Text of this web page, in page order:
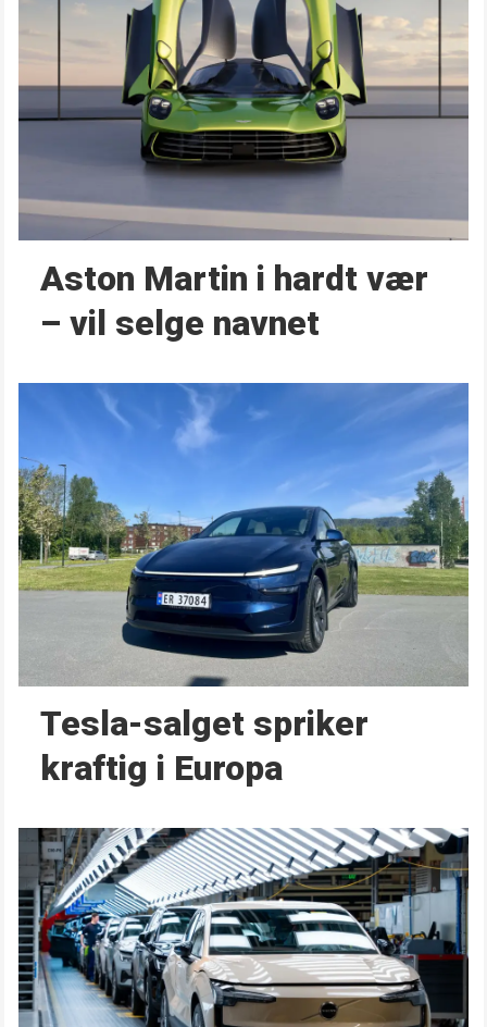
Aston Martin i hardt vær
– vil selge navnet
Tesla-salget spriker
kraftig i Europa